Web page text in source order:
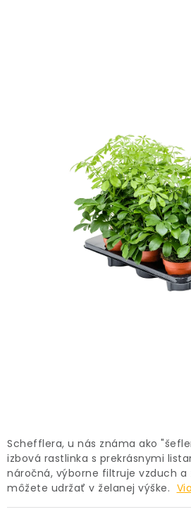
NA OBJEDNÁVKU
KVETINÁČE A OBALY NA RASTLINY
ZNAČKY
Schefflera, u nás známa ako
izbová rastlinka s prekrásnymi
náročná, výborne filtruje vzduch a
môžete udržať v želanej výške.